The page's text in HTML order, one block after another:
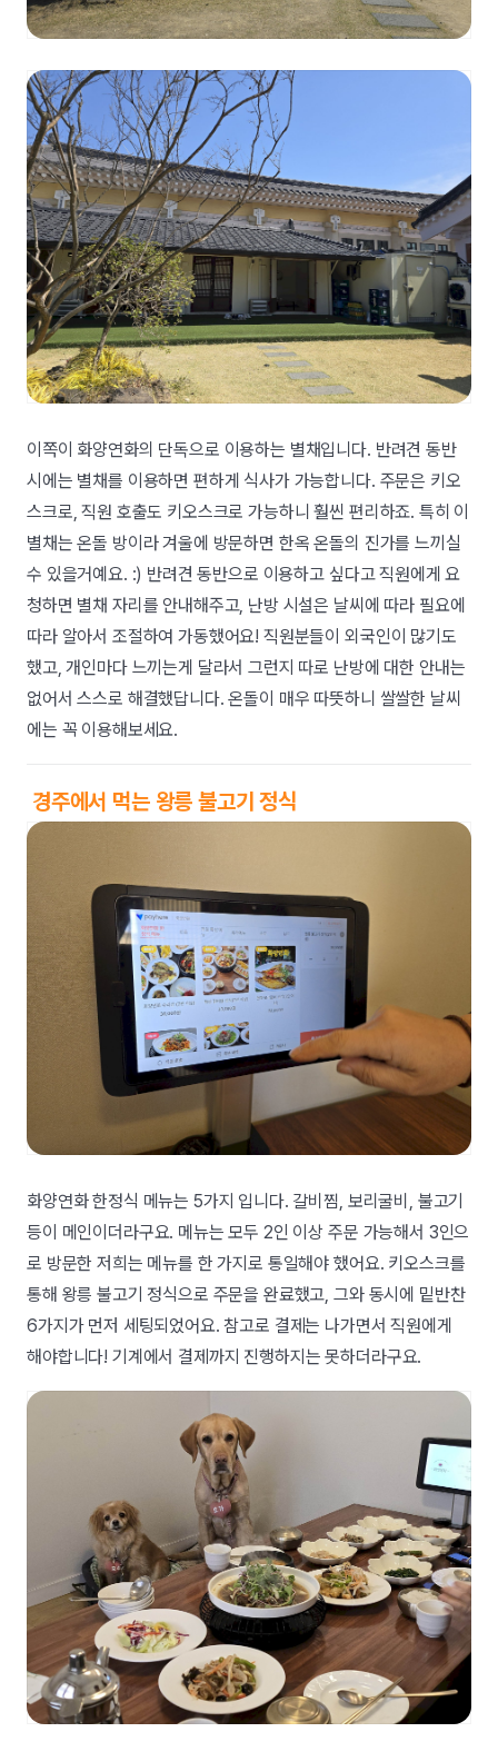
이쪽이 화양연화의 단독으로 이용하는 별채입니다. 반려견 동반
시에는 별채를 이용하면 편하게 식사가 가능합니다. 주문은 키오
스크로, 직원 호출도 키오스크로 가능하니 훨씬 편리하죠. 특히 이
별채는 온돌 방이라 겨울에 방문하면 한옥 온돌의 진가를 느끼실
수 있을거예요. :) 반려견 동반으로 이용하고 싶다고 직원에게 요
청하면 별채 자리를 안내해주고, 난방 시설은 날씨에 따라 필요에
따라 알아서 조절하여 가동했어요! 직원분들이 외국인이 많기도
했고, 개인마다 느끼는게 달라서 그런지 따로 난방에 대한 안내는
없어서 스스로 해결했답니다. 온돌이 매우 따뜻하니 쌀쌀한 날씨
에는 꼭 이용해보세요.
경주에서 먹는 왕릉 불고기 정식
화양연화 한정식 메뉴는 5가지 입니다. 갈비찜, 보리굴비, 불고기
등이 메인이더라구요. 메뉴는 모두 2인 이상 주문 가능해서 3인으
로 방문한 저희는 메뉴를 한 가지로 통일해야 했어요. 키오스크를
통해 왕릉 불고기 정식으로 주문을 완료했고, 그와 동시에 밑반찬
6가지가 먼저 세팅되었어요. 참고로 결제는 나가면서 직원에게
해야합니다! 기계에서 결제까지 진행하지는 못하더라구요.